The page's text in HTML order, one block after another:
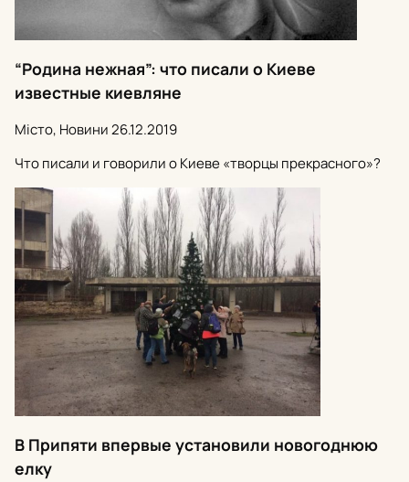
“Родина нежная”: что писали о Киеве
известные киевляне
Місто, Новини26.12.2019
Что писали и говорили о Киеве «творцы прекрасного»?
В Припяти впервые установили новогоднюю
елку